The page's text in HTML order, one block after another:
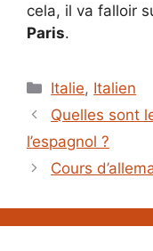
cela, il va falloir
Paris.
Catégories
Italie, Italien
Quelles sont
l’espagnol ?
Cours